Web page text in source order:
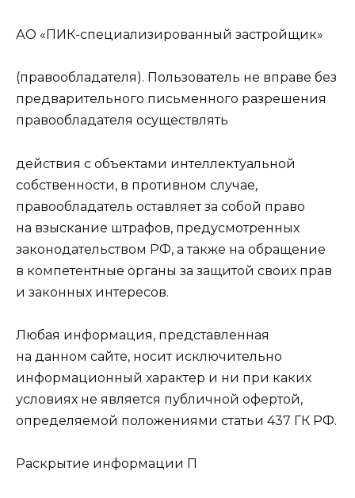
АО «ПИК-специализированный застройщик»
(правообладателя). Пользователь не вправе без
предварительного письменного разрешения
правообладателя осуществлять
действия с объектами интеллектуальной
собственности, в противном случае,
правообладатель оставляет за собой право
на взыскание штрафов, предусмотренных
законодательством РФ, а также на обращение
в компетентные органы за защитой своих прав
и законных интересов.
Любая информация, представленная
на данном сайте, носит исключительно
информационный характер и ни при каких
условиях не является публичной офертой,
определяемой положениями статьи 437 ГК РФ.
Раскрытие информации П